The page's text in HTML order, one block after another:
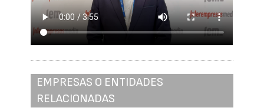
EMPRESAS O ENTIDADES
RELACIONADAS